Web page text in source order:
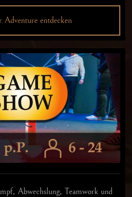
Adventure entdecken
Abwechslung, Teamwork und